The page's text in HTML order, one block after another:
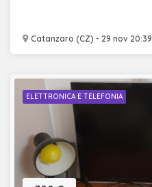
Catanzaro (CZ) - 29 nov 20:39
ELETTRONICA E TELEFONIA